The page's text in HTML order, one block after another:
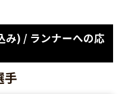
み) / ランナーへの応
手